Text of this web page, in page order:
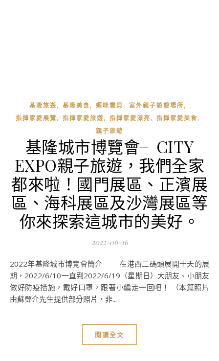
基隆旅遊, 基隆美食, 媽咪寶貝, 室外親子遊憩場所,
指揮家愛展覽, 指揮家愛旅遊, 指揮家愛漂亮, 指揮家愛美食,
親子旅遊
基隆城市博覽會╴CITY
EXPO親子旅遊，我們全家
都來啦！國門展區、正濱展
區、海科展區及沙灣展區等
你來探索這城市的美好。
2022-06-16
2022年基隆城市博覽會簡介 在港西二碼頭展開十天的展
期，2022/6/10一直到2022/6/19（星期日）大朋友、小朋友
做好防疫措施，戴好口罩，跟著小編走一回吧！ （本篇照片
由蘇鄧介先生提供部分照片，非...
閱讀全文